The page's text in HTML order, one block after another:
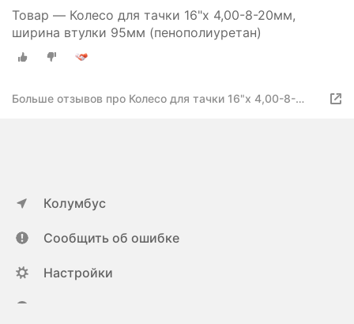
Товар — Колесо для тачки 16"х 4,00-8-20мм,
ширина втулки 95мм (пенополиуретан)
Больше отзывов про Колесо для тачки 16"х 4,00-8-
Колумбус
Сообщить об ошибке
Настройки